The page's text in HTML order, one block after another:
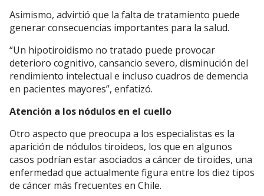
Asimismo, advirtió que la falta de tratamiento puede
generar consecuencias importantes para la salud.
“Un hipotiroidismo no tratado puede provocar
deterioro cognitivo, cansancio severo, disminución del
rendimiento intelectual e incluso cuadros de demencia
en pacientes mayores”, enfatizó.
Atención a los nódulos en el cuello
Otro aspecto que preocupa a los especialistas es la
aparición de nódulos tiroideos, los que en algunos
casos podrían estar asociados a cáncer de tiroides, una
enfermedad que actualmente figura entre los diez tipos
de cáncer más frecuentes en Chile.